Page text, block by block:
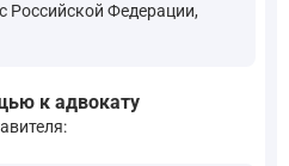
Российской Федерации,
к адвокату